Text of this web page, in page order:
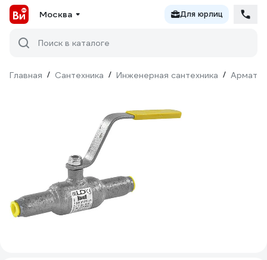
Москва Для юрлиц
Поиск в каталоге
Главная / Сантехника / Инженерная сантехника /